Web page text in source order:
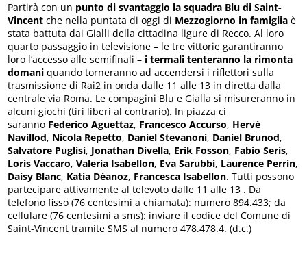
Partirà con un punto di svantaggio la squadra Blu di Saint-
Vincent che nella puntata di oggi di Mezzogiorno in famiglia è
stata battuta dai Gialli della cittadina ligure di Recco. Al loro
quarto passaggio in televisione – le tre vittorie garantiranno
loro l’accesso alle semifinali – i termali tenteranno la rimonta
domani quando torneranno ad accendersi i riflettori sulla
trasmissione di Rai2 in onda dalle 11 alle 13 in diretta dalla
centrale via Roma. Le compagini Blu e Gialla si misureranno in
alcuni giochi (tiri liberi al contrario). In piazza ci
saranno Federico Aguettaz, Francesco Accurso, Hervé
Navillod, Nicola Repetto, Daniel Stevanoni, Daniel Brunod,
Salvatore Puglisi, Jonathan Divella, Erik Fosson, Fabio Seris,
Loris Vaccaro,Valeria Isabellon, Eva Sarubbi, Laurence Perrin,
Daisy Blanc, Katia Déanoz, Francesca Isabellon. Tutti possono
partecipare attivamente al televoto dalle 11 alle 13 . Da
telefono fisso (76 centesimi a chiamata): numero 894.433; da
cellulare (76 centesimi a sms): inviare il codice del Comune di
Saint-Vincent tramite SMS al numero 478.478.4. (d.c.)